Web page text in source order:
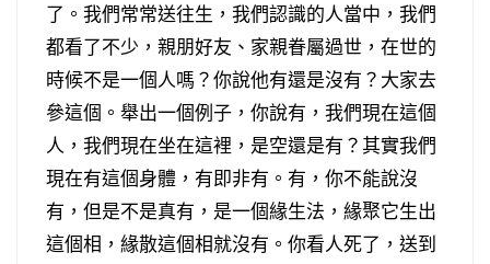
了。我們常常送往生，我們認識的人當中，我們
都看了不少，親朋好友、家親眷屬過世，在世的
時候不是一個人嗎？你說他有還是沒有？大家去
參這個。舉出一個例子，你說有，我們現在這個
人，我們現在坐在這裡，是空還是有？其實我們
現在有這個身體，有即非有。有，你不能說沒
有，但是不是真有，是一個緣生法，緣聚它生出
這個相，緣散這個相就沒有。你看人死了，送到